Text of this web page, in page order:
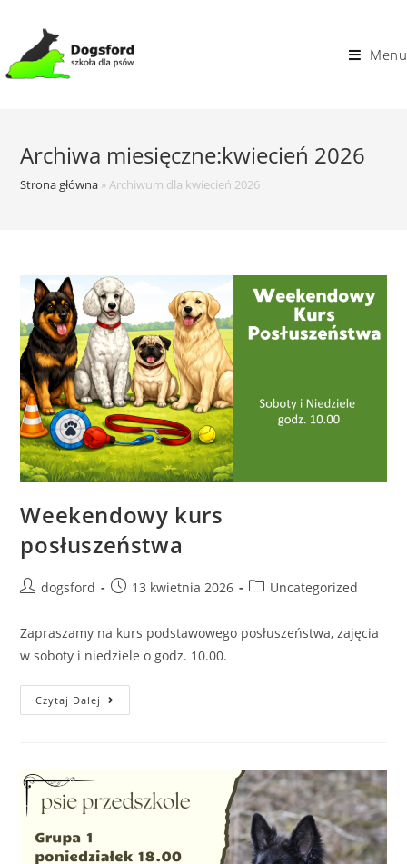
content
Menu
Archiwa miesięczne:kwiecień 2026
Strona główna »Archiwum dla kwiecień 2026
Weekendowy kurs
posłuszeństwa
Postdogsford
Post13 kwietnia 2026
PostUncategorized
Zapraszamy na kurs podstawowego posłuszeństwa, zajęcia
w soboty i niedziele o godz. 10.00.
Czytaj Dalej Weekendowy
Kurs